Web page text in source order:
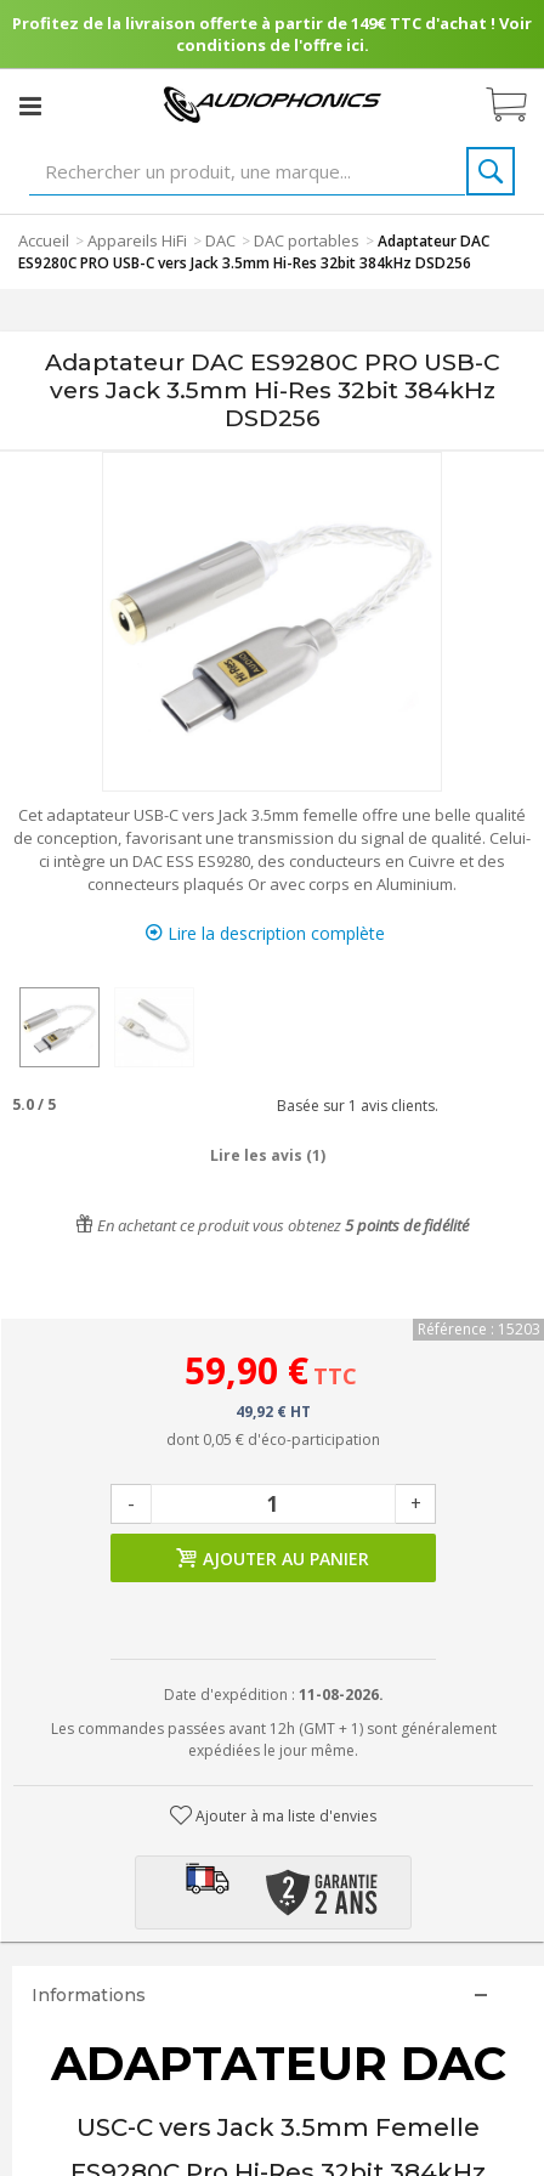
Profitez de la livraison offerte à partir de 149€ TTC d'achat ! Voir
conditions de l'offre ici.
Accueil >Appareils HiFi > DAC > DAC portables >Adaptateur DAC
ES9280C PRO USB-C vers Jack 3.5mm Hi-Res 32bit 384kHz DSD256
Adaptateur DAC ES9280C PRO USB-C
vers Jack 3.5mm Hi-Res 32bit 384kHz
DSD256
Cet adaptateur USB-C vers Jack 3.5mm femelle offre une belle qualité
de conception, favorisant une transmission du signal de qualité. Celui-
ci intègre un DAC ESS ES9280, des conducteurs en Cuivre et des
connecteurs plaqués Or avec corps en Aluminium.
Lire la description complète
5.0/ 5 Basée sur 1 avis clients.
Lire les avis (1)
En achetant ce produit vous obtenez5points de fidélité
Référence : 15203
59,90 € TTC
49,92 € HT
dont 0,05 € d'éco-participation
- +
AJOUTER AU PANIER
Date d'expédition : 11-08-2026.
Les commandes passées avant 12h (GMT + 1) sont généralement
expédiées le jour même.
Ajouter à ma liste d'envies
Informations
ADAPTATEUR DAC
USC-C vers Jack 3.5mm Femelle